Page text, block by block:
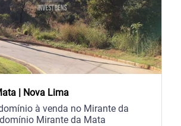
| Nova Lima
à venda no Mirante da
Mirante da Mata